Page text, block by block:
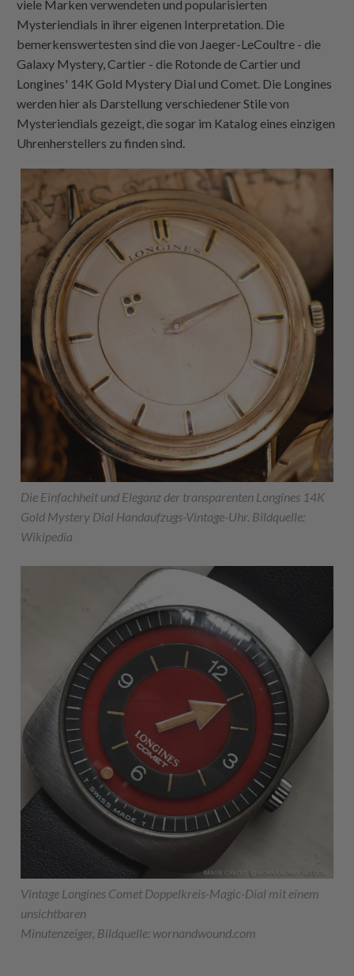
viele Marken verwendeten und popularisierten
Mysteriendials in ihrer eigenen Interpretation. Die
bemerkenswertesten sind die von Jaeger-LeCoultre - die
Galaxy Mystery, Cartier - die Rotonde de Cartier und
Longines' 14K Gold Mystery Dial und Comet. Die Longines
werden hier als Darstellung verschiedener Stile von
Mysteriendials gezeigt, die sogar im Katalog eines einzigen
Uhrenherstellers zu finden sind.
Die Einfachheit und Eleganz der transparenten Longines 14K
Gold Mystery Dial Handaufzugs-Vintage-Uhr. Bildquelle:
Wikipedia
Vintage Longines Comet Doppelkreis-Magic-Dial mit einem
unsichtbaren
Minutenzeiger, Bildquelle: wornandwound.com